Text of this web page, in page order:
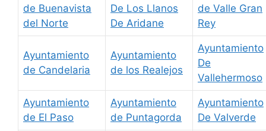
de Buenavista
del Norte
De Los Llanos
De Aridane
de Valle Gran
Rey
Ayuntamiento
de Candelaria
Ayuntamiento
de los Realejos
Ayuntamiento
De
Vallehermoso
Ayuntamiento
de El Paso
Ayuntamiento
de Puntagorda
Ayuntamiento
De Valverde